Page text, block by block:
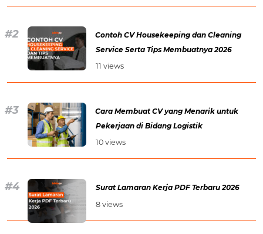
Contoh CV Housekeeping dan Cleaning
Service Serta Tips Membuatnya 2026
11 views
Cara Membuat CV yang Menarik untuk
Pekerjaan di Bidang Logistik
10 views
Surat Lamaran Kerja PDF Terbaru 2026
8 views